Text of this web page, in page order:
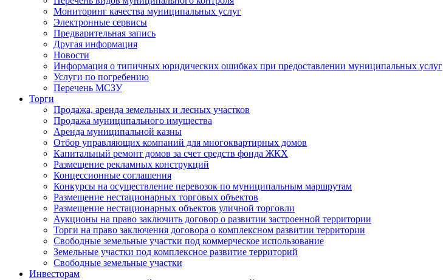
Мониторинг качества муниципальных услуг
Электронные сервисы
Предварительная запись
Другая информация
Новости
Информация о типичных юридических ошибках при предоставлении муниципальных услуг
Услуги по погребению
Перечень МСЗУ
Торги
Продажа, аренда земельных и лесных участков
Продажа муниципального имущества
Аренда муниципальной казны
Отбор управляющих компаний для многоквартирных домов
Капитальный ремонт домов за счет средств фонда ЖКХ
Размещение рекламных конструкций
Концессионные соглашения
Конкурсы на осуществление перевозок по муниципальным маршрутам
Размещение нестационарных торговых объектов
Размещение нестационарных объектов уличной торговли
Аукционы на право заключить договор о развитии застроенной территории
Торги на право заключения договора о комплексном развитии территории
Свободные земельные участки под коммерческое использование
Земельные участки под комплексное развитие территорий
Свободные земельные участки
Инвесторам